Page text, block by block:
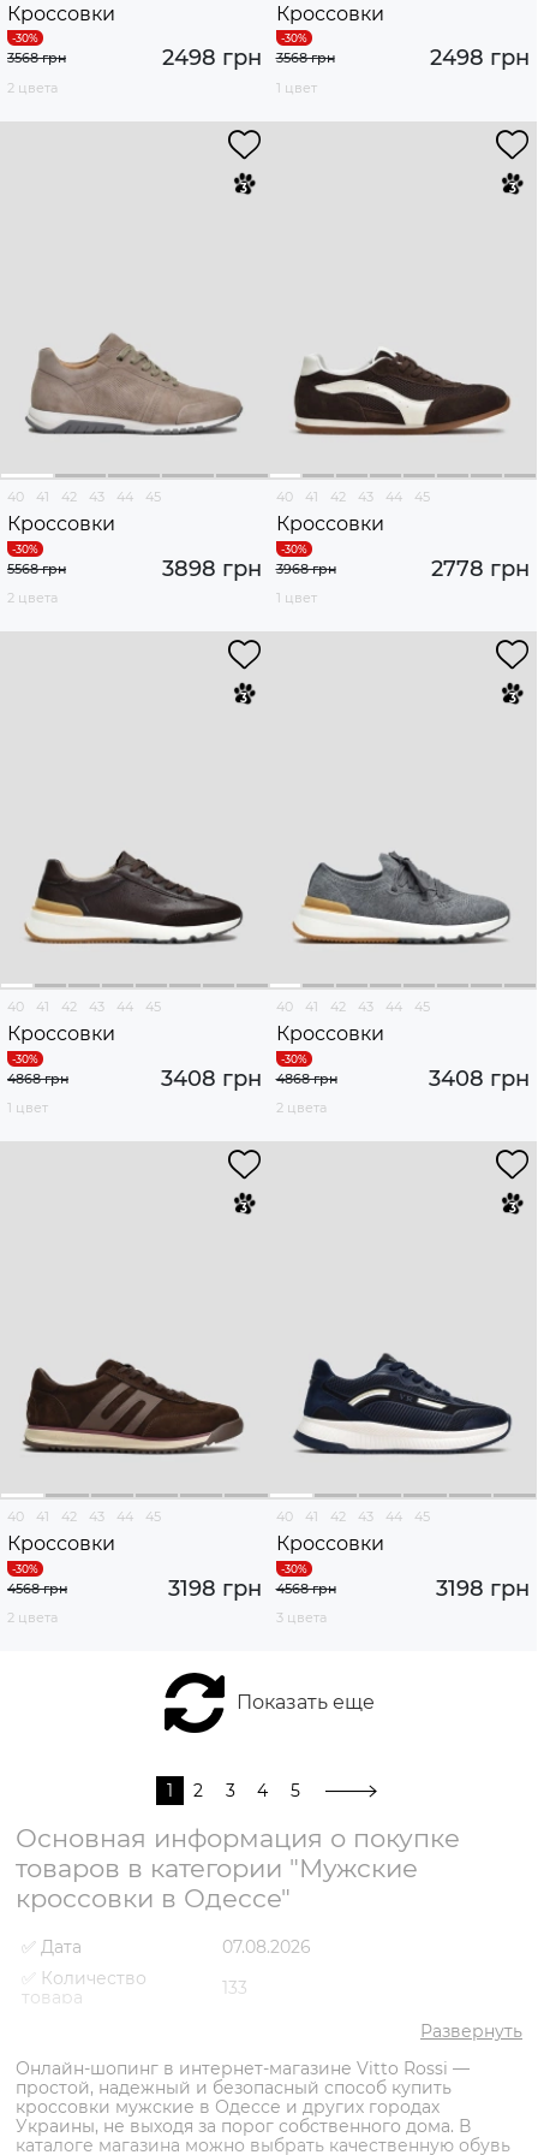
Кроссовки
2498 грн
3568 грн
2 цвета
Кроссовки
2498 грн
3568 грн
1 цвет
40 41 42 43 44 45
Кроссовки
3898 грн
5568 грн
2 цвета
40 41 42 43 44 45
Кроссовки
2778 грн
3968 грн
1 цвет
40 41 42 43 44 45
Кроссовки
3408 грн
4868 грн
1 цвет
40 41 42 43 44 45
Кроссовки
3408 грн
4868 грн
2 цвета
40 41 42 43 44 45
Кроссовки
3198 грн
4568 грн
2 цвета
40 41 42 43 44 45
Кроссовки
3198 грн
4568 грн
3 цвета
Показать еще
1 2 3 4 5
Основная информация о покупке
товаров в категории "Мужские
кроссовки в Одессе"
✅ Дата
07.08.2026
✅ Количество
товара
133
✅ Самый дешевый
товар
1784 грн
✅ Самый дорогой
товар
5698 грн
Развернуть
Онлайн-шопинг в интернет-магазине Vitto Rossi —
простой, надежный и безопасный способ купить
кроссовки мужские в Одессе и других городах
Украины, не выходя за порог собственного дома. В
каталоге магазина можно выбрать качественную обувь